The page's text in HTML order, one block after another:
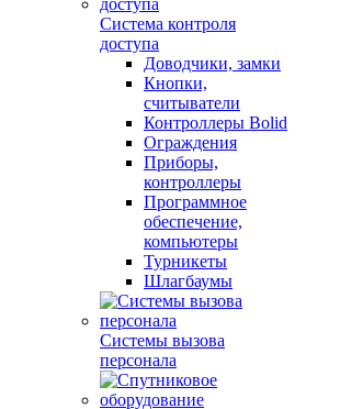
Система контроля
доступа
Доводчики, замки
Кнопки,
считыватели
Контроллеры Bolid
Ограждения
Приборы,
контроллеры
Программное
обеспечение,
компьютеры
Турникеты
Шлагбаумы
Системы вызова
персонала